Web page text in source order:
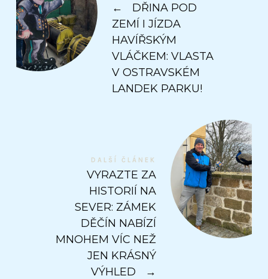
←
DŘINA POD
ZEMÍ I JÍZDA
HAVÍŘSKÝM
VLÁČKEM: VLASTA
V OSTRAVSKÉM
LANDEK PARKU!
DALŠÍ ČLÁNEK
VYRAZTE ZA
HISTORIÍ NA
SEVER: ZÁMEK
DĚČÍN NABÍZÍ
MNOHEM VÍC NEŽ
JEN KRÁSNÝ
VÝHLED
→